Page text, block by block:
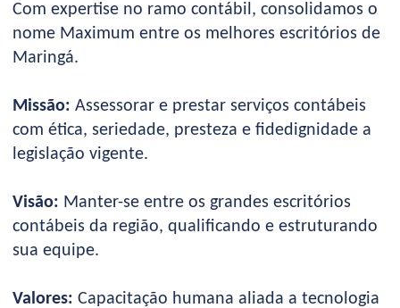
Com expertise no ramo contábil, consolidamos o
nome Maximum entre os melhores escritórios de
Maringá.
Missão: Assessorar e prestar serviços contábeis
com ética, seriedade, presteza e fidedignidade a
legislação vigente.
Visão: Manter-se entre os grandes escritórios
contábeis da região, qualificando e estruturando
sua equipe.
Valores: Capacitação humana aliada a tecnologia